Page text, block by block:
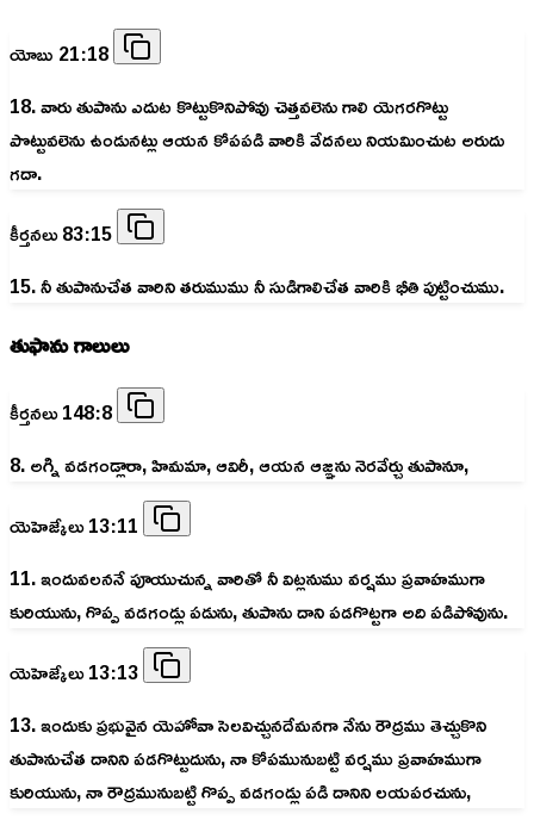
యోబు 21:18
18. వారు తుపాను ఎదుట కొట్టుకొనిపోవు చెత్తవలెను గాలి యెగరగొట్టు
పొట్టువలెను ఉండునట్లు ఆయన కోపపడి వారికి వేదనలు నియమించుట అరుదు
గదా.
కీర్తనలు 83:15
15. నీ తుపానుచేత వారిని తరుముము నీ సుడిగాలిచేత వారికి భీతి పుట్టించుము.
తుఫాను గాలులు
కీర్తనలు 148:8
8. అగ్ని వడగండ్లారా, హిమమా, ఆవిరీ, ఆయన ఆజ్ఞను నెరవేర్చు తుపానూ,
యెహెజ్కేలు 13:11
11. ఇందువలననే పూయుచున్న వారితో నీ విట్లనుము వర్షము ప్రవాహముగా
కురియును, గొప్ప వడగండ్లు పడును, తుపాను దాని పడగొట్టగా అది పడిపోవును.
యెహెజ్కేలు 13:13
13. ఇందుకు ప్రభువైన యెహోవా సెలవిచ్చునదేమనగా నేను రౌద్రము తెచ్చుకొని
తుపానుచేత దానిని పడగొట్టుదును, నా కోపమునుబట్టి వర్షము ప్రవాహముగా
కురియును, నా రౌద్రమునుబట్టి గొప్ప వడగండ్లు పడి దానిని లయపరచును,